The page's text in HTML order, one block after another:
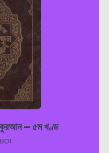
কুরআন – ৫ম খণ্ড